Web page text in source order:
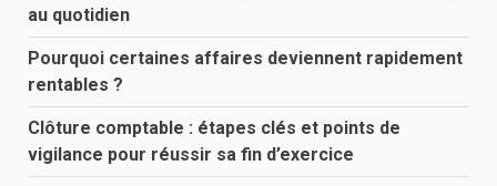
au quotidien
Pourquoi certaines affaires deviennent rapidement
rentables ?
Clôture comptable : étapes clés et points de
vigilance pour réussir sa fin d’exercice